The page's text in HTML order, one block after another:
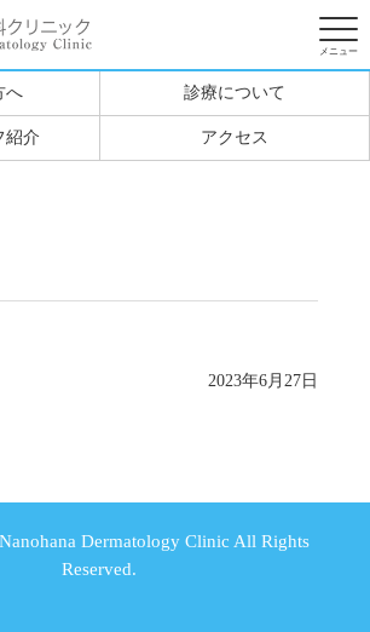
へ 診療について
紹介 アクセス
2023年6月27日
Dermatology Clinic All Rights
Reserved.